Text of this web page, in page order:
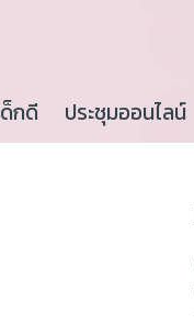
กดี ประชุมออนไลน์